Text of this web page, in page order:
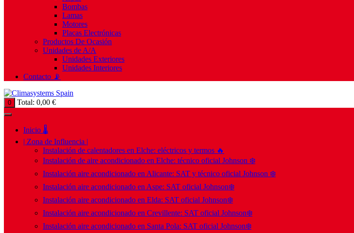
Bombas
Lamas
Motores
Placas Electrónicas
Productos De Ocasión
Unidades de A/A
Unidades Exteriores
Unidades Interiores
Contacto 📡
0 Total: 0,00 €
Inicio 🌡️
| Zona de Influencia |
Instalación de calentadores en Elche: eléctricos y termos 🔥
Instalación de aire acondicionado en Elche: técnico oficial Johnson ❄️
Instalación aire acondicionado en Alicante: SAT y técnico oficial Johnson ❄️
Instalación aire acondicionado en Aspe: SAT oficial Johnson❄️
Instalación aire acondicionado en Elda: SAT oficial Johnson❄️
Instalación aire acondicionado en Crevillente: SAT oficial Johnson❄️
Instalación aire acondicionado en Santa Pola: SAT oficial Johnson❄️